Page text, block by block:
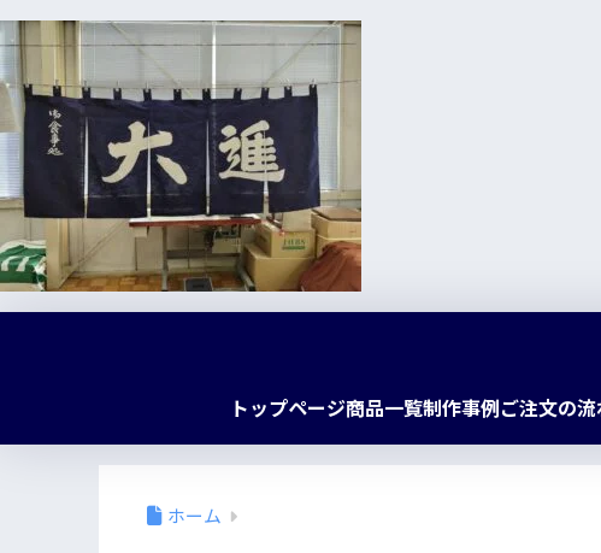
トップページ商品一覧制作事例ご注文の
ホーム